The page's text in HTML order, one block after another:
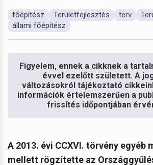
főépítész Területfejlesztés terv
állami főépítész
Figyelem, ennek a cikknek a
évvel ezelőtt született. A
változásokról tájékoztató
információk értelemszerűen a
frissítés időpontjában
A 2013. évi CCXVI. törvény egyéb
mellett rögzítette az